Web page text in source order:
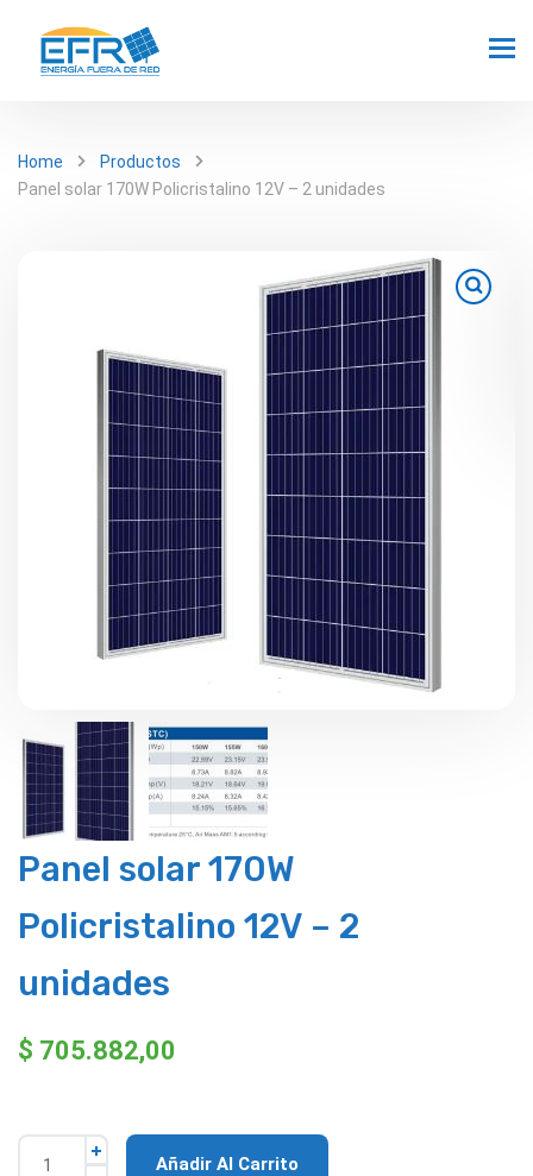
Home
Productos
Panel solar 170W Policristalino 12V – 2 unidades
Panel solar 170W
Policristalino 12V – 2
unidades
$ 705.882,00
Añadir Al Carrito